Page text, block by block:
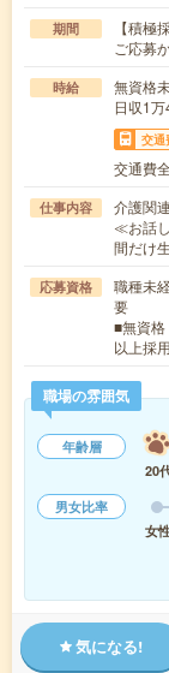
期間
【積極
ご応募
時給
無資格
日収1
交通
交通費
仕事内容
介護関連
≪お話
間だけ
応募資格
職種未
要
■無資格
以上採
職場の雰囲気
年齢層
20
男女比率
女
気になる!